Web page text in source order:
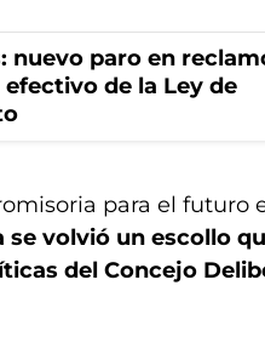
nuevo paro en
de la Ley de
para el futuro
se volvió un escollo
del Concejo